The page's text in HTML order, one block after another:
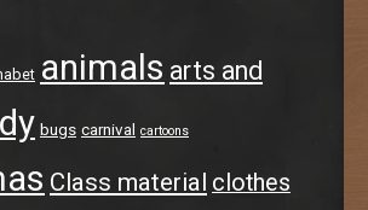
animals arts and
bugs carnival cartoons
Class material clothes